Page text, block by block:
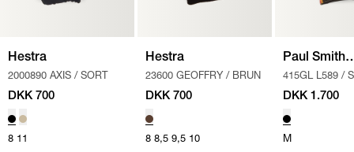
Hestra
2000890 AXIS / SORT
DKK 700
8 11
Hestra
23600 GEOFFRY / BRUN
DKK 700
8 8,5 9,5 10
Paul Smith
Accessories
415GL L589 /
DKK 1.700
M